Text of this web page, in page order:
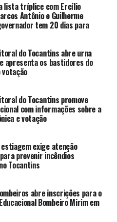
lista tríplice com Ercílio
Antônio e Guilherme
tem 20 dias para
do Tocantins abre urna
apresenta os bastidores do
do Tocantins promove
com informações sobre a
e votação
exige atenção
prevenir incêndios
Tocantins
abre inscrições para o
Bombeiro Mirim em